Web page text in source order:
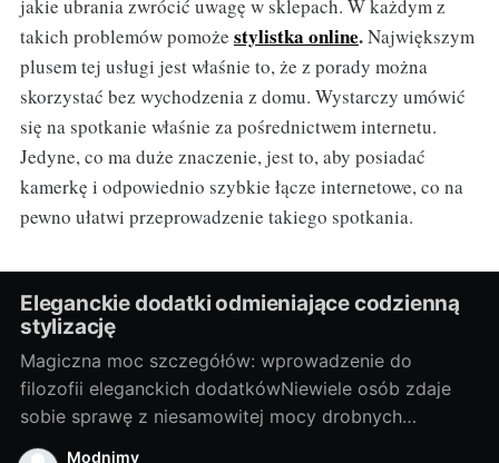
jakie ubrania zwrócić uwagę w sklepach. W każdym z
takich problemów pomoże stylistka online.Największym
plusem tej usługi jest właśnie to, że z porady można
skorzystać bez wychodzenia z domu. Wystarczy umówić
się na spotkanie właśnie za pośrednictwem internetu.
Jedyne, co ma duże znaczenie, jest to, aby posiadać
kamerkę i odpowiednio szybkie łącze internetowe, co na
pewno ułatwi przeprowadzenie takiego spotkania.
Eleganckie dodatki odmieniające codzienną
stylizację
Magiczna moc szczegółów: wprowadzenie do
filozofii eleganckich dodatkówNiewiele osób zdaje
sobie sprawę z niesamowitej mocy drobnych
dodatków, jakie oferuje moda. Czasem odpowiednio
Modnimy